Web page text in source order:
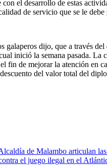
el desarrollo de estas
de servicio que se le
galaperos dijo, que a través
inició la semana pasada.
de mejorar la atención en
del valor total del
de Malambo articulan
el juego ilegal en el